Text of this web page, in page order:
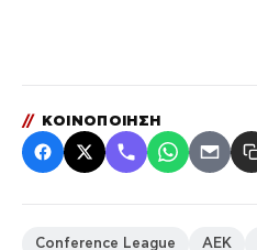
// ΚΟΙΝΟΠΟΙΗΣΗ
Conference League ΑΕΚ